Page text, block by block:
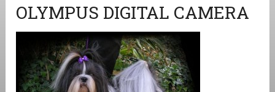
OLYMPUS DIGITAL CAMERA